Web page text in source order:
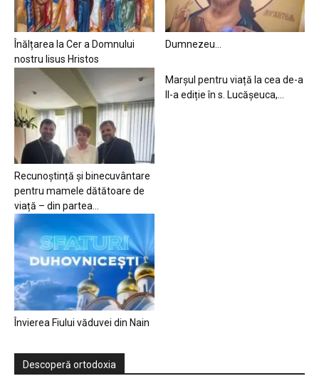
Înălțarea la Cer a Domnului
nostru Iisus Hristos
Dumnezeu…
Recunoștință și binecuvântare
pentru mamele dătătoare de
viață – din partea...
Marșul pentru viață la cea de-a
II-a ediție în s. Lucășeuca,...
Învierea Fiului văduvei din Nain
Descoperă ortodoxia